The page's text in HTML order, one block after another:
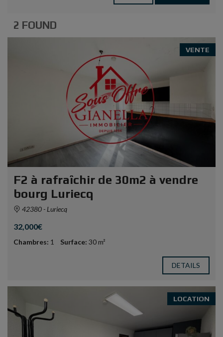
2 FOUND
VENTE
F2 à rafraîchir de 30m2 à vendre
bourg Luriecq
42380 - Luriecq
32,000€
Chambres: 1 Surface: 30 m²
DETAILS
LOCATION